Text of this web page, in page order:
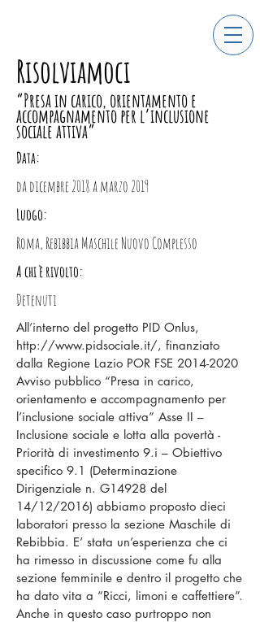
Risolviamoci
“Presa in carico, orientamento e
accompagnamento per l’inclusione
sociale attiva”
Data:
da dicembre 2018 a marzo 2019
Luogo:
Roma, Rebibbia Maschile Nuovo Complesso
A chi è rivolto:
Detenuti
All’interno del progetto PID Onlus,
http://www.pidsociale.it/, finanziato
dalla Regione Lazio POR FSE 2014-2020
Avviso pubblico “Presa in carico,
orientamento e accompagnamento per
l’inclusione sociale attiva” Asse II –
Inclusione sociale e lotta alla povertà -
Priorità di investimento 9.i – Obiettivo
specifico 9.1 (Determinazione
Dirigenziale n. G14928 del
14/12/2016) abbiamo proposto dieci
laboratori presso la sezione Maschile di
Rebibbia. E’ stata un’esperienza che ci
ha rimesso in discussione come fu alla
sezione femminile e dentro il progetto che
ha dato vita a “Ricci, limoni e caffettiere”.
Anche in questo caso purtroppo non